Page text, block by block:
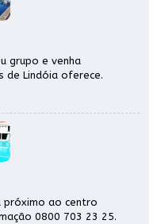
grupo e venha
de Lindóia oferece.
próximo ao centro
0800 703 23 25.